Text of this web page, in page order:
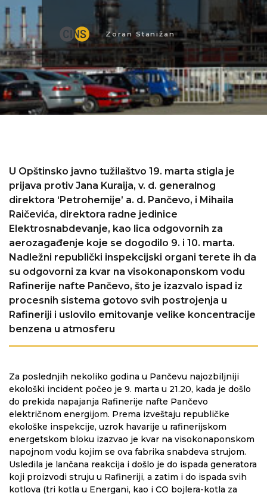
Zoran Stanižan
U Opštinsko javno tužilaštvo 19. marta stigla je
prijava protiv Jana Kuraija, v. d. generalnog
direktora ‘Petrohemije’ a. d. Pančevo, i Mihaila
Raičevića, direktora radne jedinice
Elektrosnabdevanje, kao lica odgovornih za
aerozagađenje koje se dogodilo 9. i 10. marta.
Nadležni republički inspekcijski organi terete ih da
su odgovorni za kvar na visokonaponskom vodu
Rafinerije nafte Pančevo, što je izazvalo ispad iz
procesnih sistema gotovo svih postrojenja u
Rafineriji i uslovilo emitovanje velike koncentracije
benzena u atmosferu
Za poslednjih nekoliko godina u Pančevu najozbiljniji
ekološki incident počeo je 9. marta u 21.20, kada je došlo
do prekida napajanja Rafinerije nafte Pančevo
električnom energijom. Prema izveštaju republičke
ekološke inspekcije, uzrok havarije u rafinerijskom
energetskom bloku izazvao je kvar na visokonaponskom
napojnom vodu kojim se ova fabrika snabdeva strujom.
Usledila je lančana reakcija i došlo je do ispada generatora
koji proizvodi struju u Rafineriji, a zatim i do ispada svih
kotlova (tri kotla u Energani, kao i CO bojlera-kotla za